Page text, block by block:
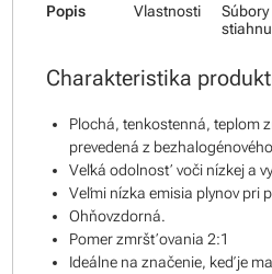
Popis Vlastnosti
Súbory
Charakteristika
Plochá, tenkostenná, teplom
prevedená z
Veľká odolnosť voči nízkej a
Veľmi nízka emisia plynov pri
Ohňovzdorná.
Pomer zmršťovania 2:1
Ideálne na značenie, keď je